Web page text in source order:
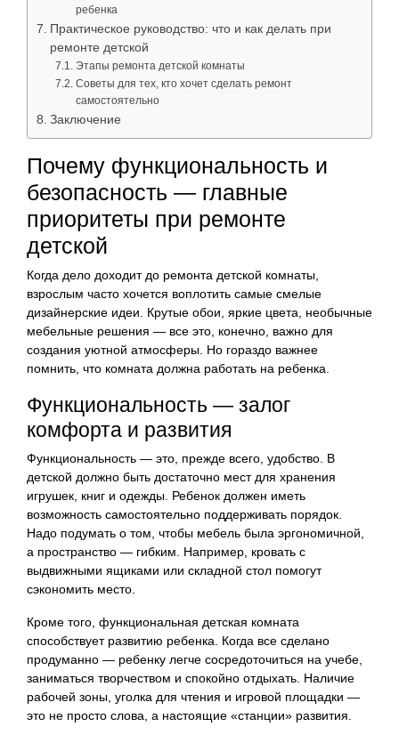
ребенка
Практическое руководство: что и как делать при
ремонте детской
Этапы ремонта детской комнаты
Советы для тех, кто хочет сделать ремонт
самостоятельно
Заключение
Почему функциональность и
безопасность — главные
приоритеты при ремонте
детской
Когда дело доходит до ремонта детской комнаты,
взрослым часто хочется воплотить самые смелые
дизайнерские идеи. Крутые обои, яркие цвета, необычные
мебельные решения — все это, конечно, важно для
создания уютной атмосферы. Но гораздо важнее
помнить, что комната должна работать на ребенка.
Функциональность — залог
комфорта и развития
Функциональность — это, прежде всего, удобство. В
детской должно быть достаточно мест для хранения
игрушек, книг и одежды. Ребенок должен иметь
возможность самостоятельно поддерживать порядок.
Надо подумать о том, чтобы мебель была эргономичной,
а пространство — гибким. Например, кровать с
выдвижными ящиками или складной стол помогут
сэкономить место.
Кроме того, функциональная детская комната
способствует развитию ребенка. Когда все сделано
продуманно — ребенку легче сосредоточиться на учебе,
заниматься творчеством и спокойно отдыхать. Наличие
рабочей зоны, уголка для чтения и игровой площадки —
это не просто слова, а настоящие «станции» развития.